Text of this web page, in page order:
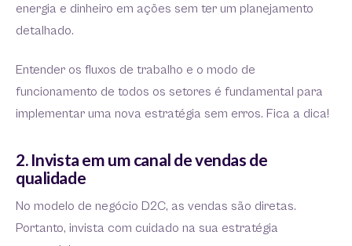
energia e dinheiro em ações sem ter um planejamento
detalhado.
Entender os fluxos de trabalho e o modo de
funcionamento de todos os setores é fundamental para
implementar uma nova estratégia sem erros. Fica a dica!
2. Invista em um canal de vendas de
qualidade
No modelo de negócio D2C, as vendas são diretas.
Portanto, invista com cuidado na sua estratégia